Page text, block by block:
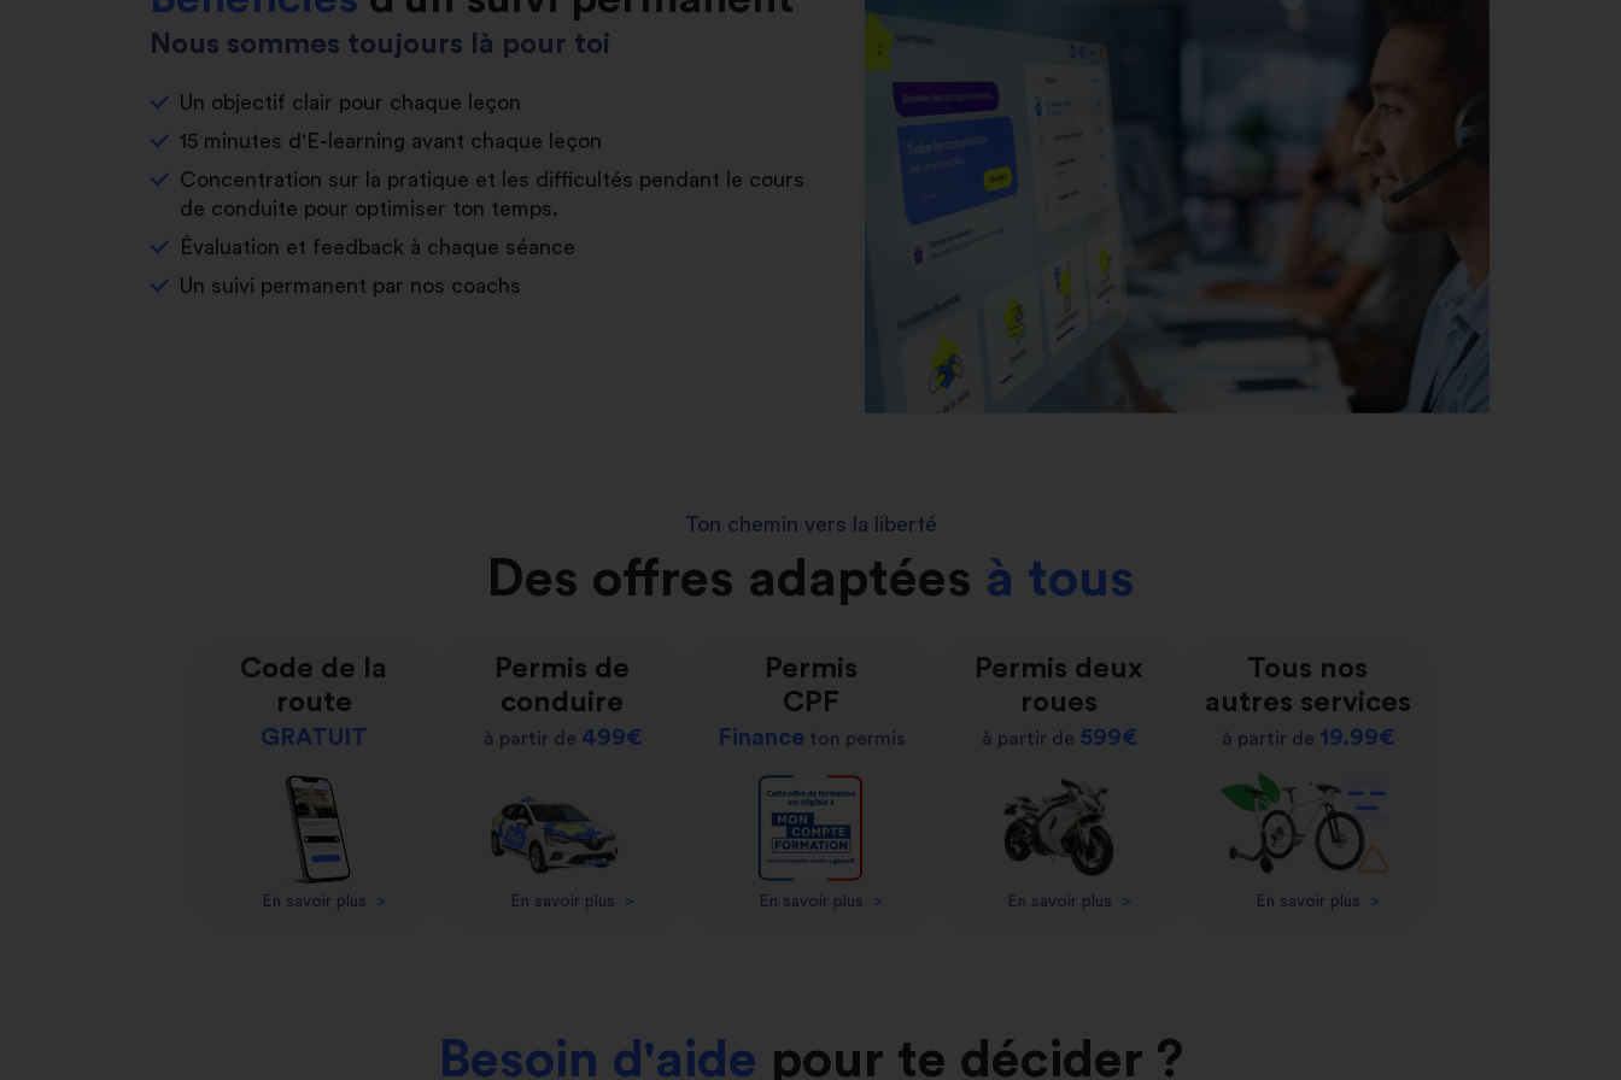
Nous sommes toujours là pour toi
Un objectif clair pour chaque leçon
15 minutes d'E-learning avant chaque leçon
Concentration sur la pratique et les difficultés pendant le cours
de conduite pour optimiser ton temps.
Évaluation et feedback à chaque séance
Un suivi permanent par nos coachs
Ton chemin vers la liberté
Des offres adaptées à tous
Code de la
route
GRATUIT
En savoir plus >
Permis de
conduire
à partir de 499€
En savoir plus >
Permis
CPF
Financeton permis
En savoir plus >
Permis deux
roues
à partir de 599€
En savoir plus >
Tous nos
autres services
à partir de 19.99€
En savoir plus >
Besoin d'aide pour te décider ?